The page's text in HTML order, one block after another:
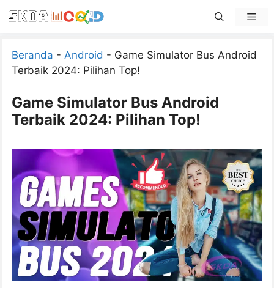
to
Beranda - Android - Game Simulator Bus Android
Terbaik 2024: Pilihan Top!
Game Simulator Bus Android
Terbaik 2024: Pilihan Top!